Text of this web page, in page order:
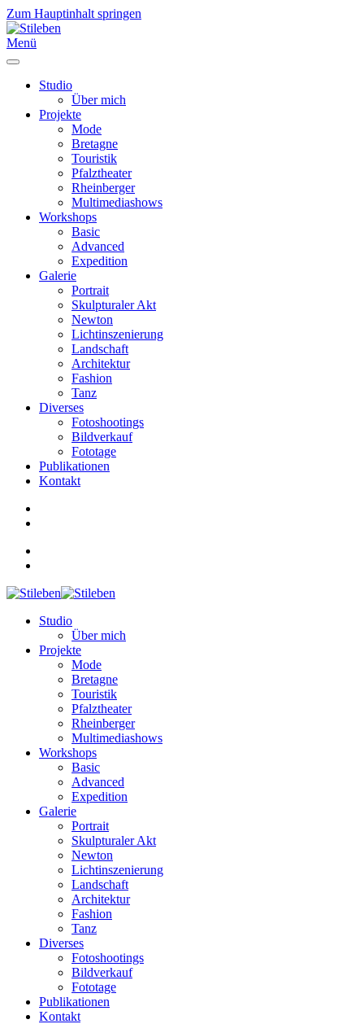
Zum Hauptinhalt springen
Menü
Studio
Über mich
Projekte
Mode
Bretagne
Touristik
Pfalztheater
Rheinberger
Multimediashows
Workshops
Basic
Advanced
Expedition
Galerie
Portrait
Skulpturaler Akt
Newton
Lichtinszenierung
Landschaft
Architektur
Fashion
Tanz
Diverses
Fotoshootings
Bildverkauf
Fototage
Publikationen
Kontakt
Studio
Über mich
Projekte
Mode
Bretagne
Touristik
Pfalztheater
Rheinberger
Multimediashows
Workshops
Basic
Advanced
Expedition
Galerie
Portrait
Skulpturaler Akt
Newton
Lichtinszenierung
Landschaft
Architektur
Fashion
Tanz
Diverses
Fotoshootings
Bildverkauf
Fototage
Publikationen
Kontakt